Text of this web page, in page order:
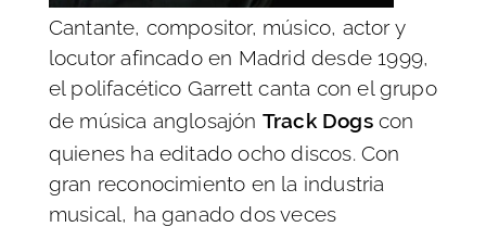
Cantante, compositor, músico, actor y
locutor afincado en Madrid desde 1999,
el polifacético Garrett canta con el grupo
de música anglosajón Track Dogscon
quienes ha editado ocho discos. Con
gran reconocimiento en la industria
musical, ha ganado dos veces